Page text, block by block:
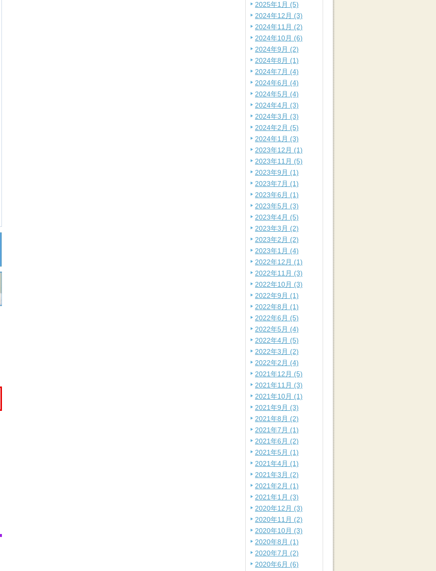
2025年1月 (5)
2024年12月 (3)
2024年11月 (2)
2024年10月 (6)
2024年9月 (2)
2024年8月 (1)
2024年7月 (4)
2024年6月 (4)
2024年5月 (4)
2024年4月 (3)
2024年3月 (3)
2024年2月 (5)
2024年1月 (3)
2023年12月 (1)
2023年11月 (5)
2023年9月 (1)
2023年7月 (1)
2023年6月 (1)
2023年5月 (3)
2023年4月 (5)
2023年3月 (2)
2023年2月 (2)
2023年1月 (4)
2022年12月 (1)
2022年11月 (3)
2022年10月 (3)
2022年9月 (1)
2022年8月 (1)
2022年6月 (5)
2022年5月 (4)
2022年4月 (5)
2022年3月 (2)
2022年2月 (4)
2021年12月 (5)
2021年11月 (3)
2021年10月 (1)
2021年9月 (3)
2021年8月 (2)
2021年7月 (1)
2021年6月 (2)
2021年5月 (1)
2021年4月 (1)
2021年3月 (2)
2021年2月 (1)
2021年1月 (3)
2020年12月 (3)
2020年11月 (2)
2020年10月 (3)
2020年8月 (1)
2020年7月 (2)
2020年6月 (6)